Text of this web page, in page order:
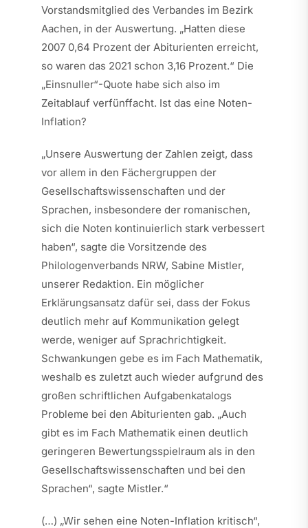
Vorstandsmitglied des Verbandes im Bezirk
Aachen, in der Auswertung. „Hatten diese
2007 0,64 Prozent der Abiturienten erreicht,
so waren das 2021 schon 3,16 Prozent.“ Die
„Einsnuller“-Quote habe sich also im
Zeitablauf verfünffacht. Ist das eine Noten-
Inflation?
„Unsere Auswertung der Zahlen zeigt, dass
vor allem in den Fächergruppen der
Gesellschaftswissenschaften und der
Sprachen, insbesondere der romanischen,
sich die Noten kontinuierlich stark verbessert
haben“, sagte die Vorsitzende des
Philologenverbands NRW, Sabine Mistler,
unserer Redaktion. Ein möglicher
Erklärungsansatz dafür sei, dass der Fokus
deutlich mehr auf Kommunikation gelegt
werde, weniger auf Sprachrichtigkeit.
Schwankungen gebe es im Fach Mathematik,
weshalb es zuletzt auch wieder aufgrund des
großen schriftlichen Aufgabenkatalogs
Probleme bei den Abiturienten gab. „Auch
gibt es im Fach Mathematik einen deutlich
geringeren Bewertungsspielraum als in den
Gesellschaftswissenschaften und bei den
Sprachen“, sagte Mistler.“
(…) „Wir sehen eine Noten-Inflation kritisch“,